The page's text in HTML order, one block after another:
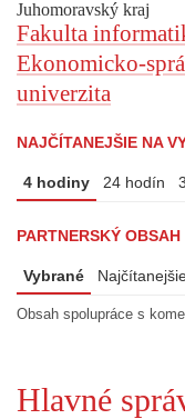
Juhomoravský kraj
Fakulta
Ekonomicko-
univerzita
NAJČÍTANEJŠIE NA
4 hodiny 24 hodín
PARTNERSKÝ OBSAH
Vybrané
Obsah spolupráce s
Hlavné